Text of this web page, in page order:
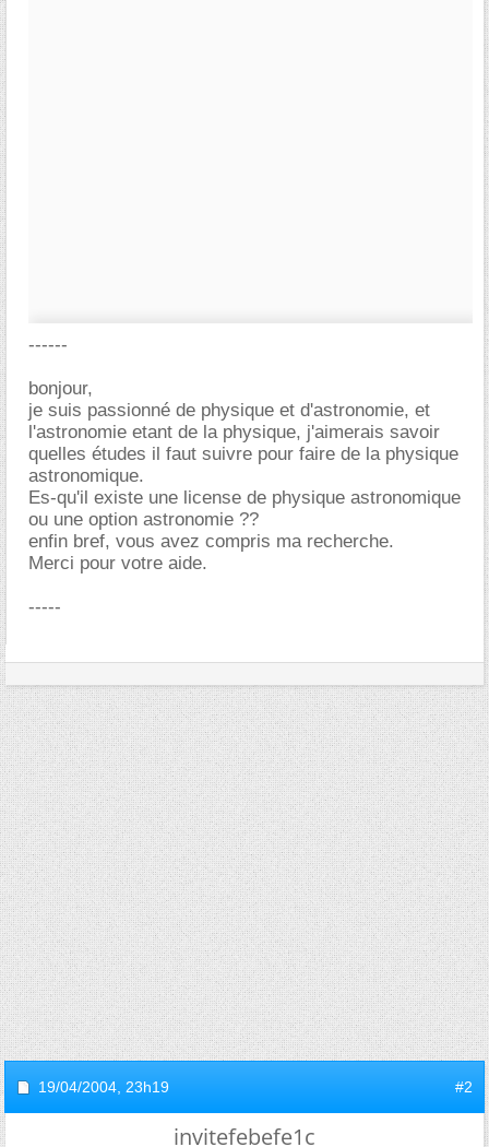
------
bonjour,
je suis passionné de physique et d'astronomie, et
l'astronomie etant de la physique, j'aimerais savoir
quelles études il faut suivre pour faire de la physique
astronomique.
Es-qu'il existe une license de physique astronomique
ou une option astronomie ??
enfin bref, vous avez compris ma recherche.
Merci pour votre aide.
-----
19/04/2004, 23h19 #2
invitefebefe1c